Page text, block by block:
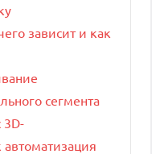
зависит и как
сегмента
3D-